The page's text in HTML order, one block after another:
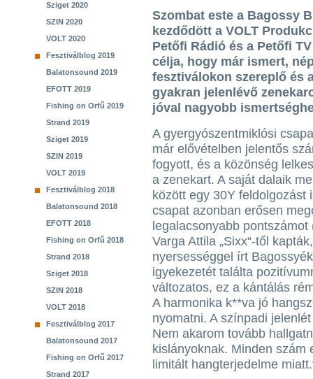
Sziget 2020
SZIN 2020
VOLT 2020
Fesztiválblog 2019
Balatonsound 2019
EFOTT 2019
Fishing on Orfű 2019
Strand 2019
Sziget 2019
SZIN 2019
VOLT 2019
Fesztiválblog 2018
Balatonsound 2018
EFOTT 2018
Fishing on Orfű 2018
Strand 2018
Sziget 2018
SZIN 2018
VOLT 2018
Fesztiválblog 2017
Balatonsound 2017
Fishing on Orfű 2017
Strand 2017
Szombat este a Bagossy
kezdődött a VOLT
Petőfi Rádió és a Petőfi
célja, hogy már ismert,
fesztiválokon szereplő és
gyakran jelenlévő
jóval nagyobb
A gyergyószentmiklósi
már elővételben jelentős
fogyott, és a közönség
a zenekart. A saját dalaik
között egy 30Y feldolgozást
csapat azonban erősen
legalacsonyabb
Varga Attila „Sixx“-től
nyersességgel írt
igyekezetét találta
változatos, ez a kántálás
A harmonika k**va jó
nyomatni. A színpadi
Nem akarom tovább
kislányoknak. Minden szám
limitált hangterjedelme